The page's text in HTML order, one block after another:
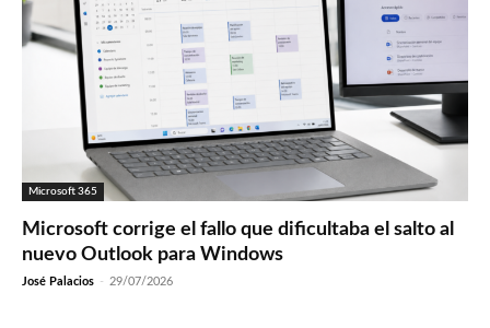
Microsoft 365
Microsoft corrige el fallo que dificultaba el salto al
nuevo Outlook para Windows
José Palacios - 29/07/2026